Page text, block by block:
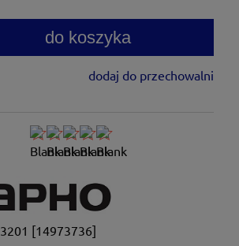
do koszyka
dodaj do przechowalni
3201 [14973736]